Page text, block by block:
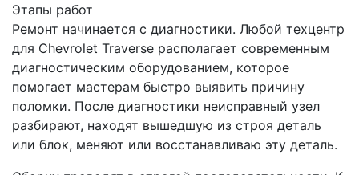
Этапы работ
Ремонт начинается с диагностики. Любой техцентр
для Chevrolet Traverse располагает современным
диагностическим оборудованием, которое
помогает мастерам быстро выявить причину
поломки. После диагностики неисправный узел
разбирают, находят вышедшую из строя деталь
или блок, меняют или восстанавливаю эту деталь.